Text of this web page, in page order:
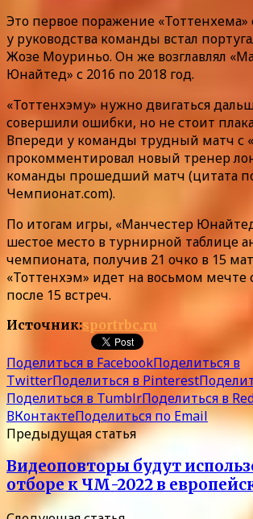
Это первое поражение «Тоттенхема»
у руководства команды встал
Жозе Моуриньо. Он же возглавлял
Юнайтед» с 2016 по 2018 год.
«Тоттенхэму» нужно двигаться
совершили ошибки, но не стоит
Впереди у команды трудный матч с
прокомментировал новый тренер
команды прошедший матч (цитата
Чемпионат.соm).
По итогам игры, «Манчестер
шестое место в турнирной таблице
чемпионата, получив 21 очко в 15
«Тоттенхэм» идет на восьмом мечте
после 15 встреч.
Источник:sportrbc.ru
Поделиться в FacebookПоделиться в
TwitterПоделиться в Pinterest
Поделиться в TumblrПоделиться в
ВКонтактеПоделиться по Email
Предыдущая статья
Видеоповторы будут
отборе к ЧМ-2022 в